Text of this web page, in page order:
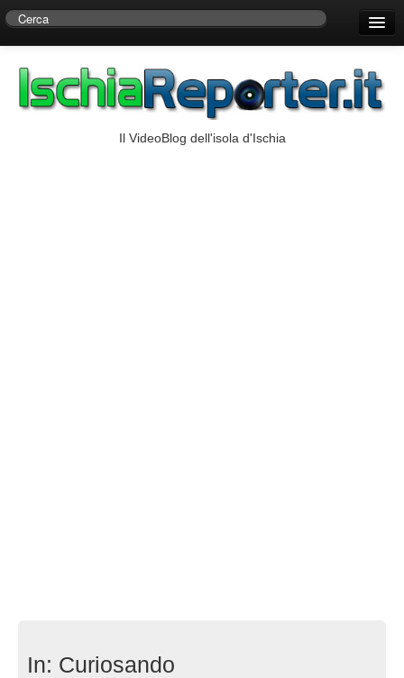
Centro di Ricerche Storiche D’Ambra
Il VideoBlog dell'isola d'Ischia
In: Curiosando